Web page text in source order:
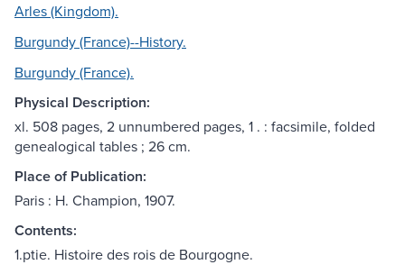
Arles (Kingdom).
Burgundy (France)--History.
Burgundy (France).
Physical Description:
xl. 508 pages, 2 unnumbered pages, 1 . : facsimile, folded
genealogical tables ; 26 cm.
Place of Publication:
Paris : H. Champion, 1907.
Contents:
1.ptie. Histoire des rois de Bourgogne.